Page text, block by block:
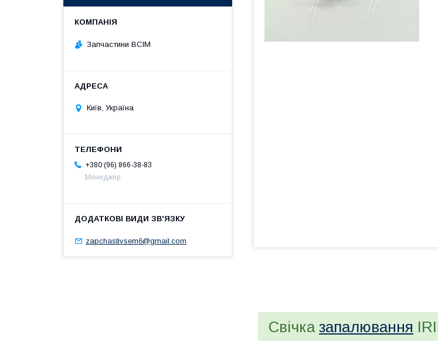
Свічка запалювання
Запчастини ВСІМ
Київ, Україна
+380 (96) 866-38-83
Менеджер
zapchastivsem6@gmail.com